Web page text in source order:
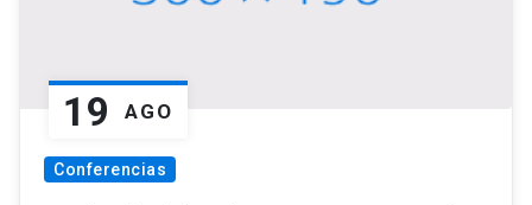
19 AGO
Conferencias